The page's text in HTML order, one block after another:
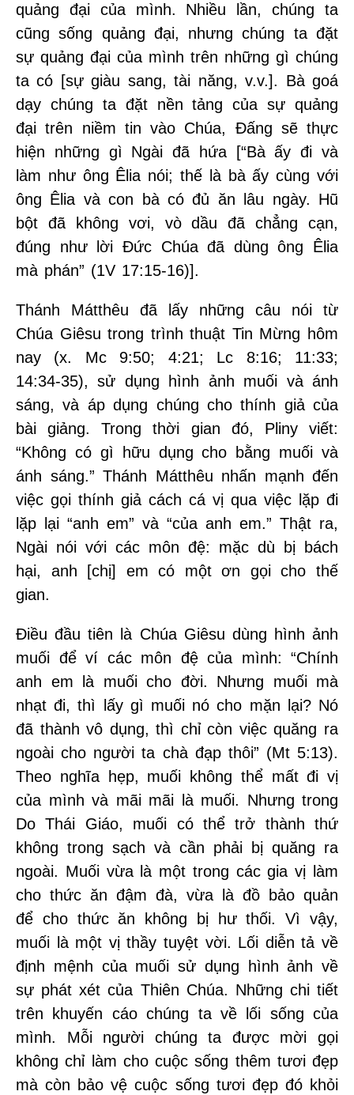
quảng đại của mình. Nhiều lần, chúng ta
cũng sống quảng đại, nhưng chúng ta đặt
sự quảng đại của mình trên những gì chúng
ta có [sự giàu sang, tài năng, v.v.]. Bà goá
dạy chúng ta đặt nền tảng của sự quảng
đại trên niềm tin vào Chúa, Đấng sẽ thực
hiện những gì Ngài đã hứa [“Bà ấy đi và
làm như ông Êlia nói; thế là bà ấy cùng với
ông Êlia và con bà có đủ ăn lâu ngày. Hũ
bột đã không vơi, vò dầu đã chẳng cạn,
đúng như lời Đức Chúa đã dùng ông Êlia
mà phán” (1V 17:15-16)].
Thánh Mátthêu đã lấy những câu nói từ
Chúa Giêsu trong trình thuật Tin Mừng hôm
nay (x. Mc 9:50; 4:21; Lc 8:16; 11:33;
14:34-35), sử dụng hình ảnh muối và ánh
sáng, và áp dụng chúng cho thính giả của
bài giảng. Trong thời gian đó, Pliny viết:
“Không có gì hữu dụng cho bằng muối và
ánh sáng.” Thánh Mátthêu nhấn mạnh đến
việc gọi thính giả cách cá vị qua việc lặp đi
lặp lại “anh em” và “của anh em.” Thật ra,
Ngài nói với các môn đệ: mặc dù bị bách
hại, anh [chị] em có một ơn gọi cho thế
gian.
Điều đầu tiên là Chúa Giêsu dùng hình ảnh
muối để ví các môn đệ của mình: “Chính
anh em là muối cho đời. Nhưng muối mà
nhạt đi, thì lấy gì muối nó cho mặn lại? Nó
đã thành vô dụng, thì chỉ còn việc quăng ra
ngoài cho người ta chà đạp thôi” (Mt 5:13).
Theo nghĩa hẹp, muối không thể mất đi vị
của mình và mãi mãi là muối. Nhưng trong
Do Thái Giáo, muối có thể trở thành thứ
không trong sạch và cần phải bị quăng ra
ngoài. Muối vừa là một trong các gia vị làm
cho thức ăn đậm đà, vừa là đồ bảo quản
để cho thức ăn không bị hư thối. Vì vậy,
muối là một vị thầy tuyệt vời. Lối diễn tả về
định mệnh của muối sử dụng hình ảnh về
sự phát xét của Thiên Chúa. Những chi tiết
trên khuyến cáo chúng ta về lối sống của
mình. Mỗi người chúng ta được mời gọi
không chỉ làm cho cuộc sống thêm tươi đẹp
mà còn bảo vệ cuộc sống tươi đẹp đó khỏi